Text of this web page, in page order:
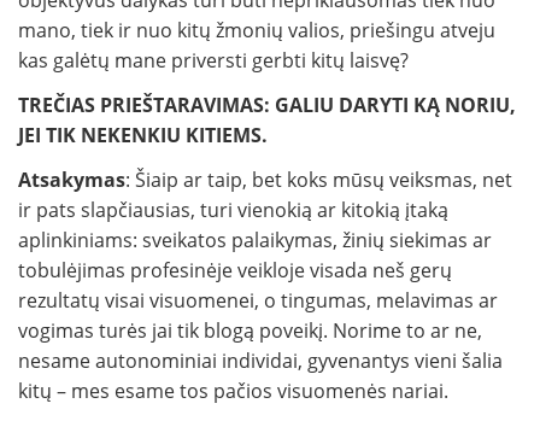
mano, tiek ir nuo kitų žmonių valios, priešingu atveju
kas galėtų mane priversti gerbti kitų laisvę?
TREČIAS PRIEŠTARAVIMAS: GALIU DARYTI KĄ NORIU,
JEI TIK NEKENKIU KITIEMS.
Atsakymas: Šiaip ar taip, bet koks mūsų veiksmas, net
ir pats slapčiausias, turi vienokią ar kitokią įtaką
aplinkiniams: sveikatos palaikymas, žinių siekimas ar
tobulėjimas profesinėje veikloje visada neš gerų
rezultatų visai visuomenei, o tingumas, melavimas ar
vogimas turės jai tik blogą poveikį. Norime to ar ne,
nesame autonominiai individai, gyvenantys vieni šalia
kitų – mes esame tos pačios visuomenės nariai.